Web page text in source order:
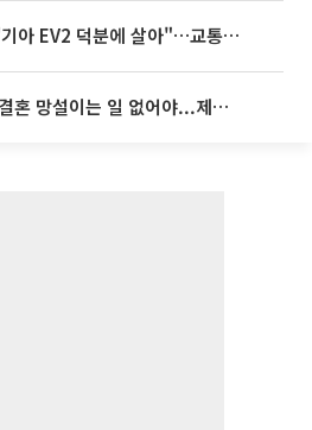
'굿 윌 헌팅' 배우 "기아 EV2 덕분에 살아"…교통사고 후 안전성 극찬
李대통령 “청년이 결혼 망설이는 일 없어야...제도상 불이익 조사”